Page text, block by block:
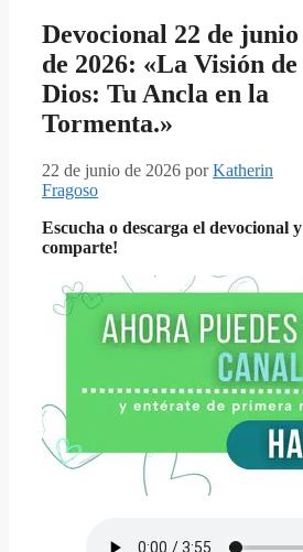
Devocional 22 de junio
de 2026: «La Visión de
Dios: Tu Ancla en la
Tormenta.»
22 de junio de 2026 porKatherin
Fragoso
Escucha o descarga el devocional y
comparte!